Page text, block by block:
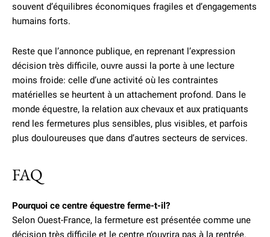
souvent d’équilibres économiques fragiles et d’engagements
humains forts.
Reste que l’annonce publique, en reprenant l’expression
décision très difficile, ouvre aussi la porte à une lecture
moins froide: celle d’une activité où les contraintes
matérielles se heurtent à un attachement profond. Dans le
monde équestre, la relation aux chevaux et aux pratiquants
rend les fermetures plus sensibles, plus visibles, et parfois
plus douloureuses que dans d’autres secteurs de services.
FAQ
Pourquoi ce centre équestre ferme-t-il?
Selon Ouest-France, la fermeture est présentée comme une
décision très difficile et le centre n’ouvrira pas à la rentrée.